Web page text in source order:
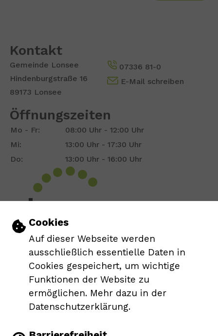
Einstellungen zu Cookies und
Cookies
Auf dieser Webseite werden
ausschließlich essentielle Daten in
Cookies gespeichert, um wichtige
Funktionen der Website zu
ermöglichen. Mehr dazu in der
Datenschutzerklärung.
Kontakt
Gemeinde Lonsee
Hindenburgstraße 16
89173 Lonsee
07336 81-0
E-Mail schreiben
Öffnungszeiten
Mo - Fr:
08:00 Uhr - 12:00 Uhr
Mi:
13:00 Uhr - 17:30 Uhr
Do:
13:00 Uhr - 16:00 Uhr
Show larger version for:
Leichte Sprache
Gebärdensprache
Barrierefreie Ansicht